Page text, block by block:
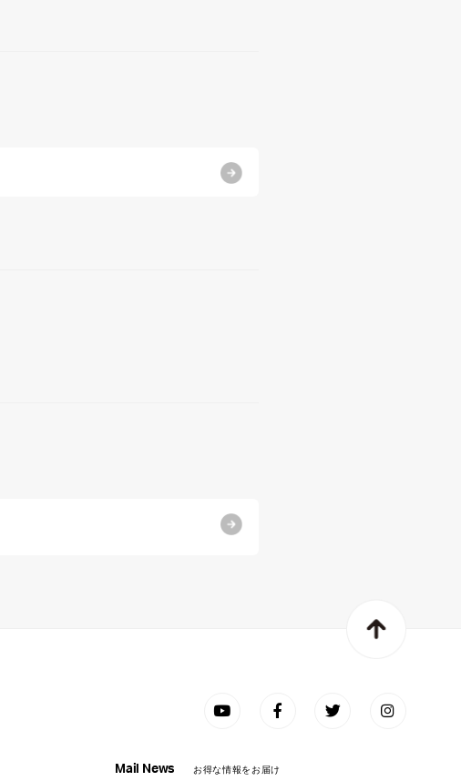
Mail News お得な情報をお届け